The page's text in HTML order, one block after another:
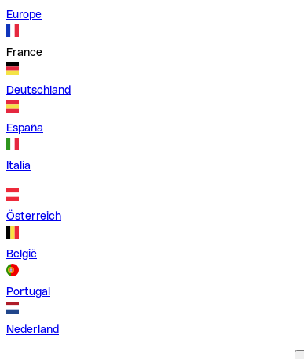
Europe
France
Deutschland
España
Italia
Österreich
België
Portugal
Nederland